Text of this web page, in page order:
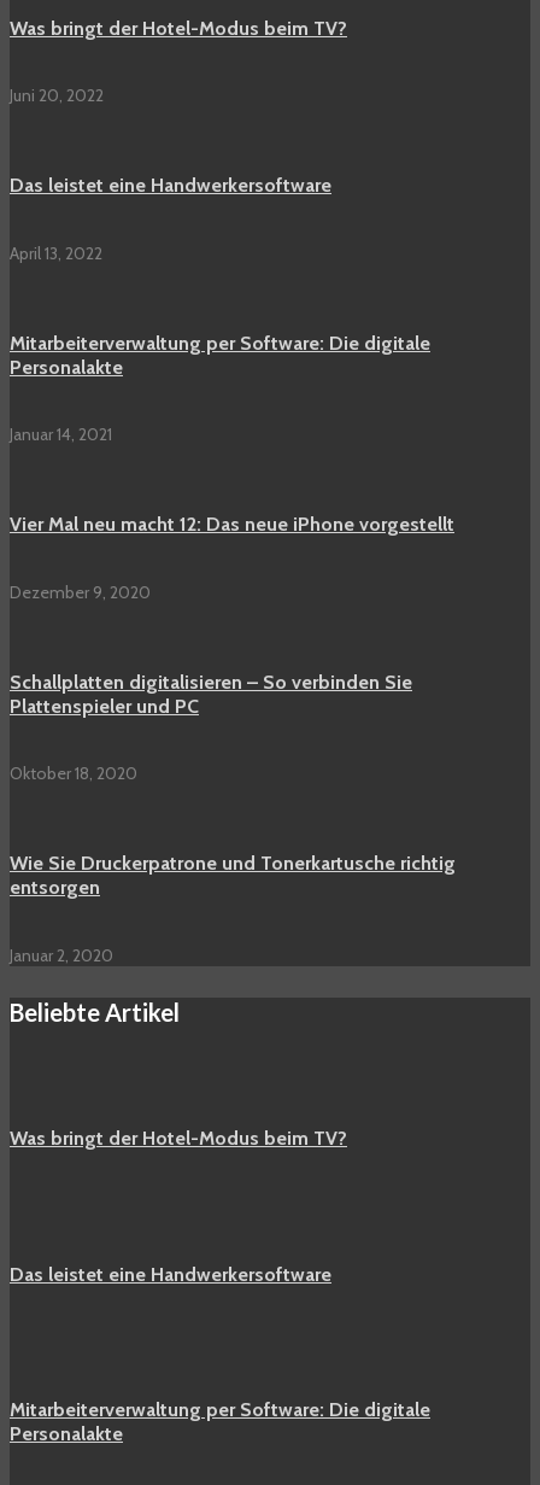
Was bringt der Hotel-Modus beim TV?
Juni 20, 2022
Das leistet eine Handwerkersoftware
April 13, 2022
Mitarbeiterverwaltung per Software: Die digitale
Personalakte
Januar 14, 2021
Vier Mal neu macht 12: Das neue iPhone vorgestellt
Dezember 9, 2020
Schallplatten digitalisieren – So verbinden Sie
Plattenspieler und PC
Oktober 18, 2020
Wie Sie Druckerpatrone und Tonerkartusche richtig
entsorgen
Januar 2, 2020
Beliebte Artikel
Was bringt der Hotel-Modus beim TV?
Das leistet eine Handwerkersoftware
Mitarbeiterverwaltung per Software: Die digitale
Personalakte